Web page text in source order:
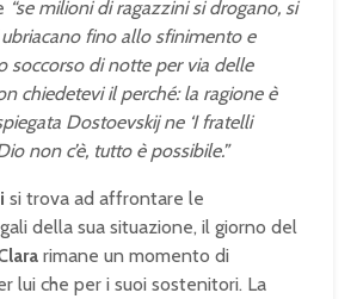
“se milioni di ragazzini si drogano, si
fino allo sfinimento e
soccorso di notte per via delle
chiedetevi il perché: la ragione è
Dostoevskij ne ‘I fratelli
non c’è, tutto è possibile.”
si trova ad affrontare le
della sua situazione, il giorno del
rimane un momento di
lui che per i suoi sostenitori. La